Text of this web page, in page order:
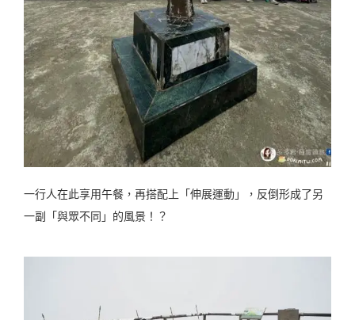
一行人在此享用午餐，再搭配上「伸展運動」，反倒形成了另
一副「與眾不同」的風景！？